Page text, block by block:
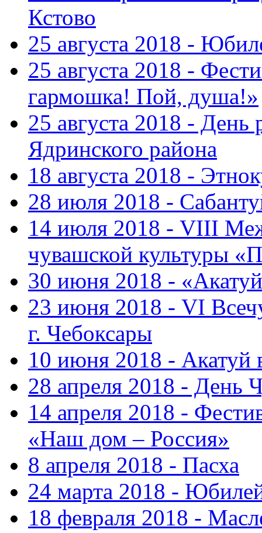
Кстово
25 августа 2018 -
25 августа 2018 -
гармошка! Пой, душа!»
25 августа 2018 -
Ядринского района
18 августа 2018 -
28 июля 2018 -
14 июля 2018 - VIII
чувашской культуры
30 июня 2018 -
23 июня 2018 - VI
г. Чебоксары
10 июня 2018 - Акатуй
28 апреля 2018 - День
14 апреля 2018 -
«Наш дом – Россия»
8 апреля 2018 - Пасха
24 марта 2018 -
18 февраля 2018 -